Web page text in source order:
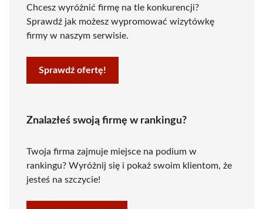
Chcesz wyróżnić firmę na tle konkurencji?
Sprawdź jak możesz wypromować wizytówkę
firmy w naszym serwisie.
Sprawdź ofertę!
Znalazłeś swoją firmę w rankingu?
Twoja firma zajmuje miejsce na podium w
rankingu? Wyróżnij się i pokaż swoim klientom, że
jesteś na szczycie!